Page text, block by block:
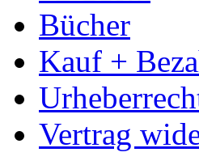
Bücher
Kauf +
Vertrag